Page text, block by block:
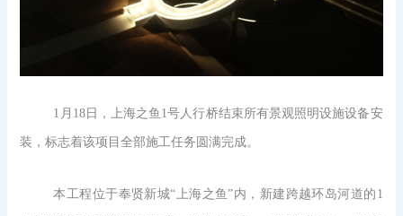
1月18日，上海之鱼1号人行桥结束所有景观照明设施设备安
装，标志着该项目全部施工任务圆满完成。
本工程位于奉贤新城“上海之鱼”内，新建跨越环岛河道的1